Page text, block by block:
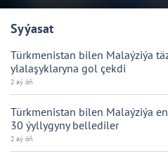
Syýasat
Türkmenistan bilen Malaýziýa
ylalaşyklaryna gol çekdi
2 aý öň
Türkmenistan bilen Malaýziýa
30 ýyllygyny bellediler
2 aý öň